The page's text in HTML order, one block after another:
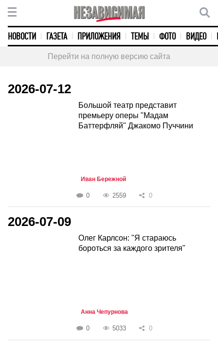
НОВОСТИ ГАЗЕТА ПРИЛОЖЕНИЯ ТЕМЫ ФОТО ВИДЕО
Перейти на полную версию сайта
2026-07-12
Большой театр представит
премьеру оперы "Мадам
Баттерфляй" Джакомо Пуччини
Иван Бережной
0 2559 0
2026-07-09
Олег Карлсон: "Я стараюсь
бороться за каждого зрителя"
Анна Чепурнова
0 5033 0